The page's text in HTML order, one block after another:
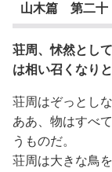
山木篇 第二十
荘周、怵然とし
は相い召くなりと
荘周はぞっとし
ああ、物はすべ
うものだ。
荘周は大きな鳥